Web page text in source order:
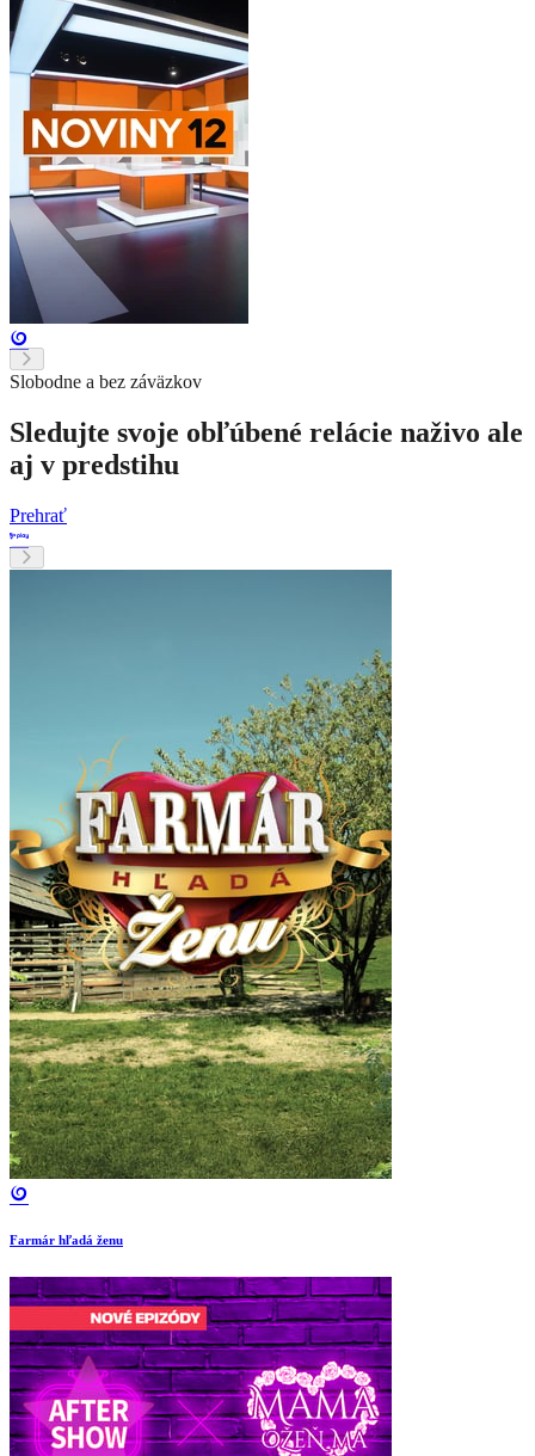
Slobodne a bez záväzkov
Sledujte svoje obľúbené relácie naživo ale
aj v predstihu
Prehrať
Farmár hľadá ženu